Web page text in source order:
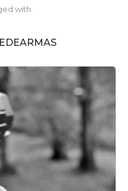
with